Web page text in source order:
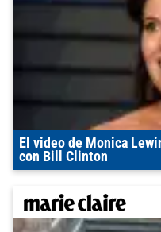
El video de Monica
con Bill Clinton